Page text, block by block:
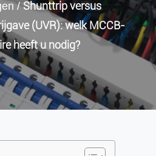
/Shunttrip versus
(UVR): welk MCCB-
heeft u nodig?